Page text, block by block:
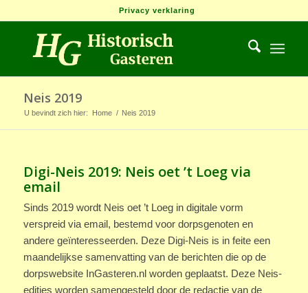
Privacy verklaring
Neis 2019
U bevindt zich hier: Home / Neis 2019
Digi-Neis 2019: Neis oet ’t Loeg via
email
Sinds 2019 wordt Neis oet ’t Loeg in digitale vorm
verspreid via email, bestemd voor dorpsgenoten en
andere geïnteresseerden. Deze Digi-Neis is in feite een
maandelijkse samenvatting van de berichten die op de
dorpswebsite InGasteren.nl worden geplaatst. Deze Neis-
edities worden samengesteld door de redactie van de